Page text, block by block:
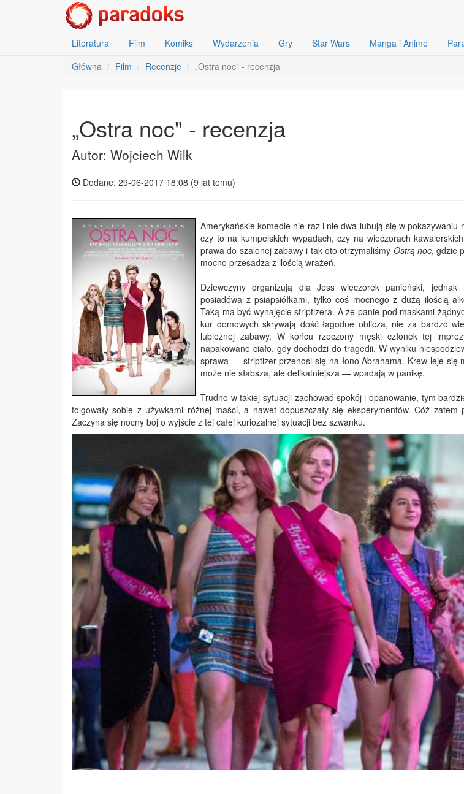
Literatura Film Komiks Wydarzenia Gry Star Wars Manga i Anime
Główna
Film Recenzje „Ostra noc" - recenzja
„Ostra noc" - recenzja
Autor: Wojciech Wilk
Dodane: 29-06-2017 18:08 (9 lat temu)
Amerykańskie komedie nie raz i nie dwa lubują się w pokazywaniu
czy to na kumpelskich wypadach, czy na wieczorach
prawa do szalonej zabawy i tak oto otrzymaliśmy Ostrą noc, gdzie
mocno przesadza z ilością wrażeń.
Dziewczyny organizują dla Jesswieczorek panieński,
posiadówa z psiapsiółkami, tylko coś mocnego z dużą ilością
Taką ma być wynajęcie striptizera. A że panie pod maskami
kur domowych skrywają dość łagodne oblicza, nie za bardzo
lubieżnej zabawy. W końcu rzeczony męski członek tej
napakowane ciało, gdy dochodzi do tragedii. W wyniku
sprawa — striptizer przenosi się na łono Abrahama. Krew leje się
może nie słabsza, ale delikatniejsza — wpadają w panikę.
Trudno w takiej sytuacji zachować spokój i opanowanie, tym
folgowały sobie z używkami różnej maści, a nawet dopuszczały się eksperymentów. Cóż zatem
Zaczyna się nocny bój o wyjście z tej całej kuriozalnej sytuacji bez szwanku.